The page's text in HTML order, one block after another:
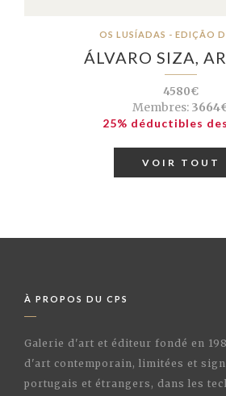
OS LUSÍADAS - EDIÇÃO
ÁLVARO SIZA,
4580€
Membres:
25% déductibles
VOIR TOUT
À PROPOS DU CPS
Galerie d'art et éditeur fondé en
d'art contemporain, limitées et
portugais et étrangers, dans les